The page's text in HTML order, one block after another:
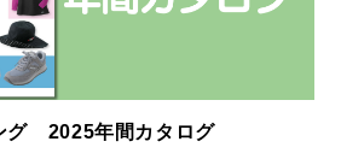
グ 2025年間カタログ